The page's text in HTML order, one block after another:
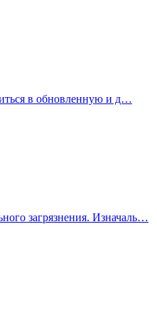
в обновленную и д…
загрязнения. Изначаль…